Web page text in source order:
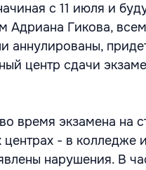
с 11 июля и
Адриана Гикова,
аннулированы,
центр сдачи
время экзамена на
- в колледже
нарушения. В